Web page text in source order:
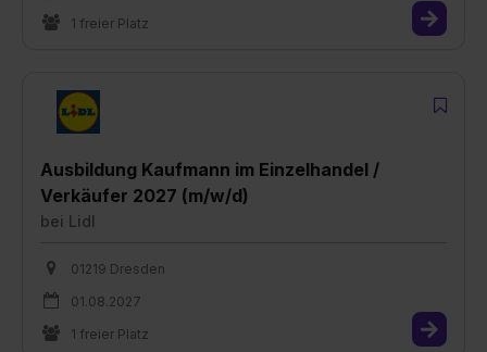
1 freier Platz
Ausbildung Kaufmann im Einzelhandel /
Verkäufer 2027 (m/w/d)
bei Lidl
01219 Dresden
01.08.2027
1 freier Platz